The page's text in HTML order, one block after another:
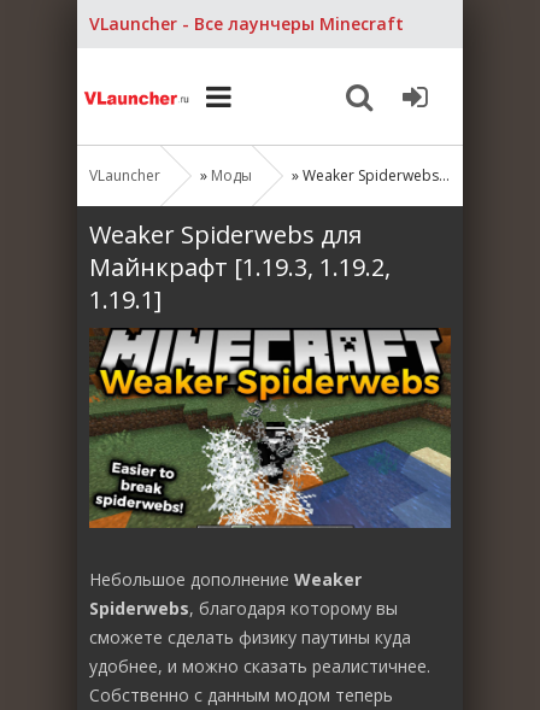
VLauncher - Все лаунчеры Minecraft
VLauncher » Моды » Weaker Spiderwebs для Майнкрафт [1.19.3, 1.19.2, 1.19.1]
Weaker Spiderwebs для
Майнкрафт [1.19.3, 1.19.2,
1.19.1]
Небольшое дополнение Weaker
Spiderwebs, благодаря которому вы
сможете сделать физику паутины куда
удобнее, и можно сказать реалистичнее.
Собственно с данным модом теперь